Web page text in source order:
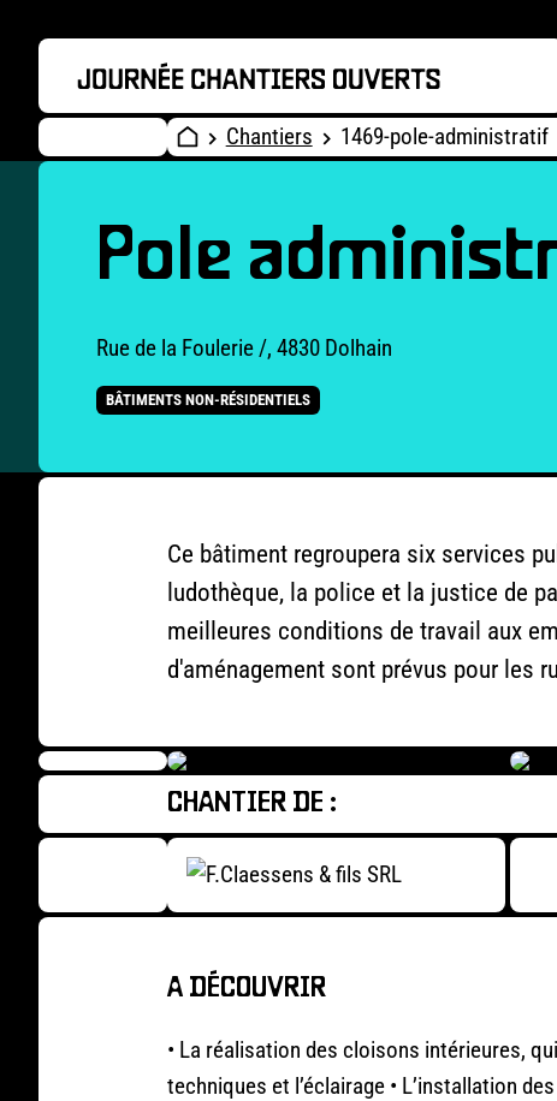
Chantiers 1469-pole-administratif
Pole
Rue de la Foulerie /, 4830 Dolhain
BÂTIMENTS NON-RÉSIDENTIELS
Ce bâtiment regroupera six services
ludothèque, la police et la justice de
meilleures conditions de travail aux
d'aménagement sont prévus pour les
CHANTIER DE :
A DÉCOUVRIR
• La réalisation des cloisons intérieures,
techniques et l’éclairage • L’installation